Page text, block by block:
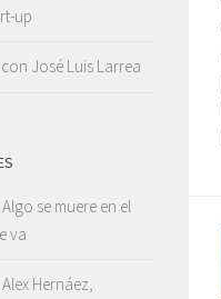
up
José Luis Larrea
Algo se muere en el
va
Alex Hernáez,